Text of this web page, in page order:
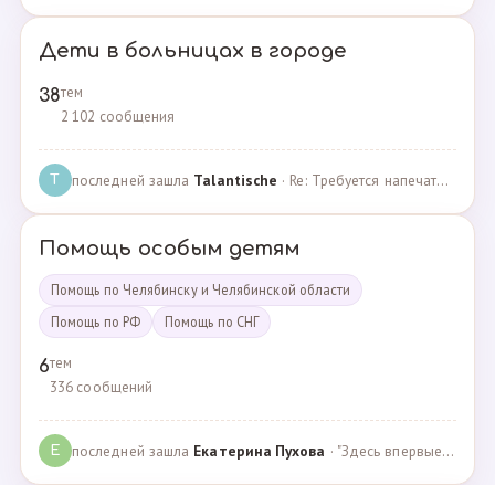
Дети в больницах в городе
38тем
2 102 сообщения
T последней зашла Talantische · Re: Требуется напечатать бейджики · 09.02.2024
Помощь особым детям
Помощь по Челябинску и Челябинской области
Помощь по РФ
Помощь по СНГ
6тем
336 сообщений
Е последней зашла Екатерина Пухова · "Здесь впервые поверили в моего сына и подарили над… · 09.09.2019